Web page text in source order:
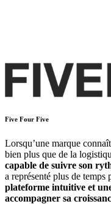
Five Four Five
Lorsqu’une marque
bien plus que de la
capable de suivre son
a représenté plus de temps
plateforme intuitive et
accompagner sa